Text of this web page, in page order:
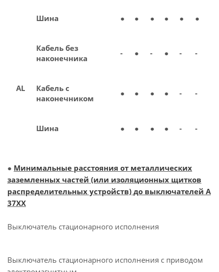
Шина ● ● ● ● ● ●
AL
Кабель без
наконечника
- ● - ● - -
Кабель с
наконечником
● ● ● ● - -
Шина ● ● ● ● - -
● Минимальные расстояния от металлических
заземленных частей (или изоляционных щитков
распределительных устройств) до выключателей А
37ХХ
Выключатель стационарного исполнения
Выключатель стационарного исполнения с приводом